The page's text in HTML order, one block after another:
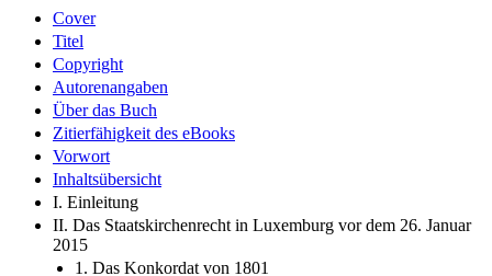
Cover
Titel
Copyright
Autorenangaben
Über das Buch
Zitierfähigkeit des eBooks
Vorwort
Inhaltsübersicht
I. Einleitung
II. Das Staatskirchenrecht in Luxemburg vor dem 26. Januar
2015
1. Das Konkordat von 1801